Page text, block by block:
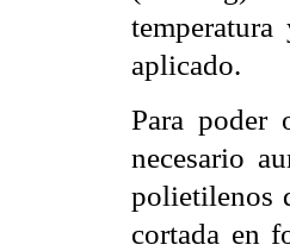
aplicado.
Para poder
necesario
polietilenos
cortada en